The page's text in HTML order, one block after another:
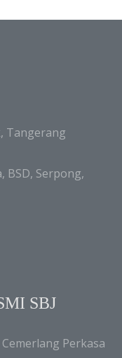
Tangerang
BSD, Serpong,
SBJ
Perkasa